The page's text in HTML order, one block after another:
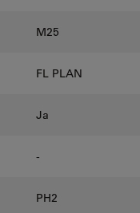
M25
FL PLAN
Ja
-
PH2